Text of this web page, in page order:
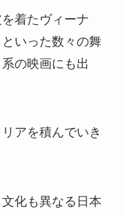
着たヴィーナ
いった数々の舞
の映画にも出
アを積んでいき
化も異なる日本